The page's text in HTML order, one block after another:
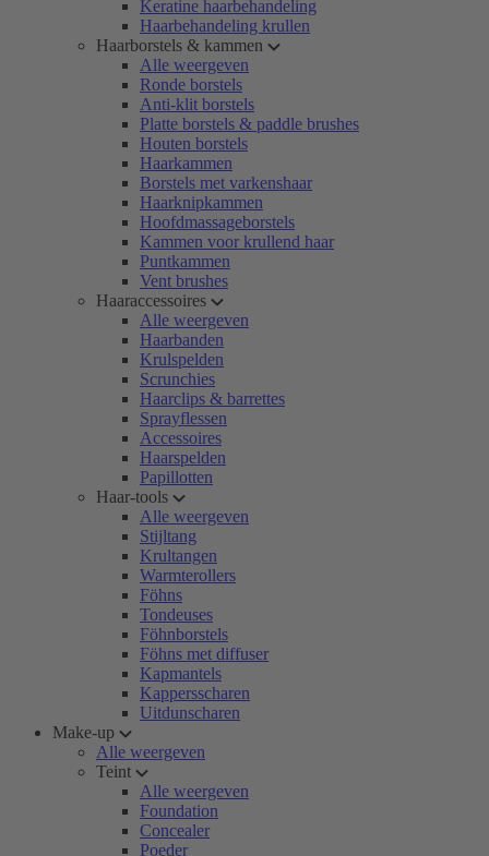
Keratine haarbehandeling
Haarbehandeling krullen
Haarborstels & kammen
Alle weergeven
Ronde borstels
Anti-klit borstels
Platte borstels & paddle brushes
Houten borstels
Haarkammen
Borstels met varkenshaar
Haarknipkammen
Hoofdmassageborstels
Kammen voor krullend haar
Puntkammen
Vent brushes
Haaraccessoires
Alle weergeven
Haarbanden
Krulspelden
Scrunchies
Haarclips & barrettes
Sprayflessen
Accessoires
Haarspelden
Papillotten
Haar-tools
Alle weergeven
Stijltang
Krultangen
Warmterollers
Föhns
Tondeuses
Föhnborstels
Föhns met diffuser
Kapmantels
Kappersscharen
Uitdunscharen
Make-up
Alle weergeven
Teint
Alle weergeven
Foundation
Concealer
Poeder